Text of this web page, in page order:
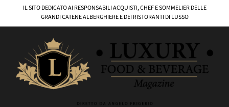
contenuto
IL SITO DEDICATO AI RESPONSABILI ACQUISTI, CHEF E SOMMELIER DELLE
GRANDI CATENE ALBERGHIERE E DEI RISTORANTI DI LUSSO